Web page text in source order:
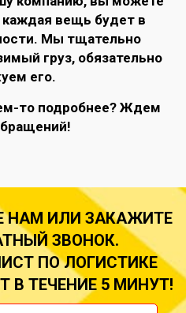
вещь будет в
Мы тщательно
груз, обязательно
его.
то подробнее? Ждем
НАМ ИЛИ ЗАКАЖИТЕ
ЗВОНОК.
ПО ЛОГИСТИКЕ
В ТЕЧЕНИЕ 5 МИНУТ!